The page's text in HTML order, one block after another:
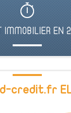
IMMOBILIER EN
credit.fr